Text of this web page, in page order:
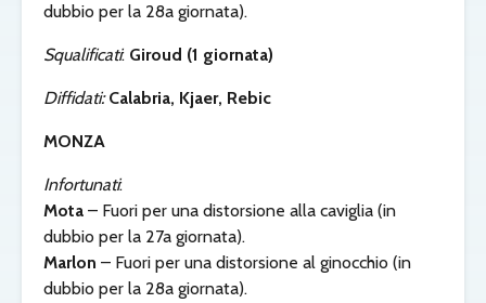
dubbio per la 28a giornata).
Squalificati: Giroud (1 giornata)
Diffidati:Calabria, Kjaer, Rebic
MONZA
Infortunati:
Mota – Fuori per una distorsione alla caviglia (in
dubbio per la 27a giornata).
Marlon – Fuori per una distorsione al ginocchio (in
dubbio per la 28a giornata).